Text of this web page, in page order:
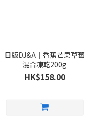
日版DJ&A｜香蕉芒果草莓
混合凍乾200g
HK$158.00